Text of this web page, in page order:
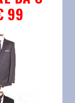
99